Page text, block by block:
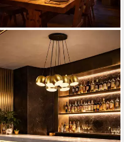
Pendelleuchte s.luce Ball
Mehrfach-Pendelleuchte
Cluster 7-flammig 7x20cm
Gold
979,00 €
1.087,00 €
-10%
lieferbar - in 5-6 Werktagen bei dir